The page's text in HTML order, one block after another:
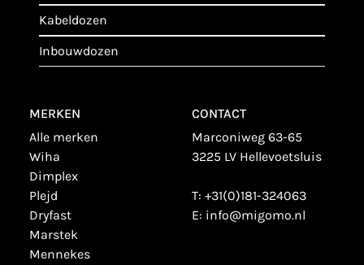
kabeldozen
inbouwdozen
MERKEN
alle merken
wiha
dimplex
plejd
dryfast
marstek
mennekes
CONTACT
Marconiweg 63-65
3225 LV Hellevoetsluis
T: +31(0)181-324063
E: info@migomo.nl